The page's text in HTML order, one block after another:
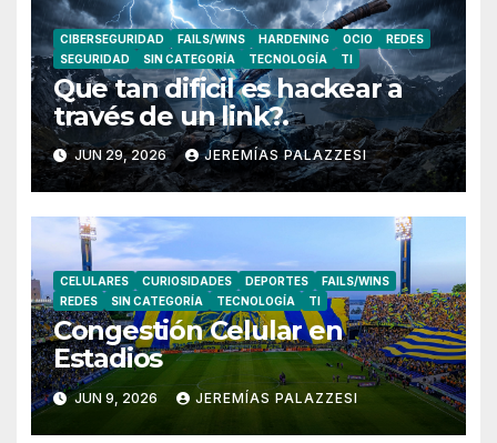
CIBERSEGURIDAD FAILS/WINS HARDENING OCIO
REDES
SEGURIDAD
SIN CATEGORÍA TECNOLOGÍA TI
Que tan dificil es hackear a
través de un link?.
JUN 29, 2026 JEREMÍAS PALAZZESI
CELULARES CURIOSIDADES DEPORTES
FAILS/WINS
REDES
SIN CATEGORÍA TECNOLOGÍA TI
Congestión Celular en
Estadios
JUN 9, 2026 JEREMÍAS PALAZZESI